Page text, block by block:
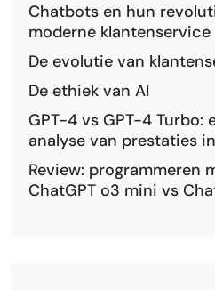
Chatbots en hun
moderne klantenservice
De evolutie van
De ethiek van AI
GPT-4 vs GPT-4 Turbo:
analyse van prestaties
Review: programmeren
ChatGPT o3 mini vs